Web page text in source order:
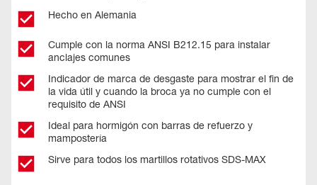
Hecho en Alemania
Cumple con la norma ANSI B212.15 para instalar
anclajes comunes
Indicador de marca de desgaste para mostrar el fin de
la vida útil y cuando la broca ya no cumple con el
requisito de ANSI
Ideal para hormigón con barras de refuerzo y
mampostería
Sirve para todos los martillos rotativos SDS-MAX